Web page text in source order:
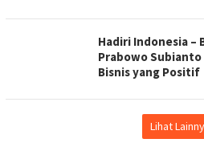
Hadiri Indonesia –
Prabowo
Bisnis yang Positif
Lihat